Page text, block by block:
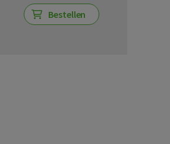
Bestellen